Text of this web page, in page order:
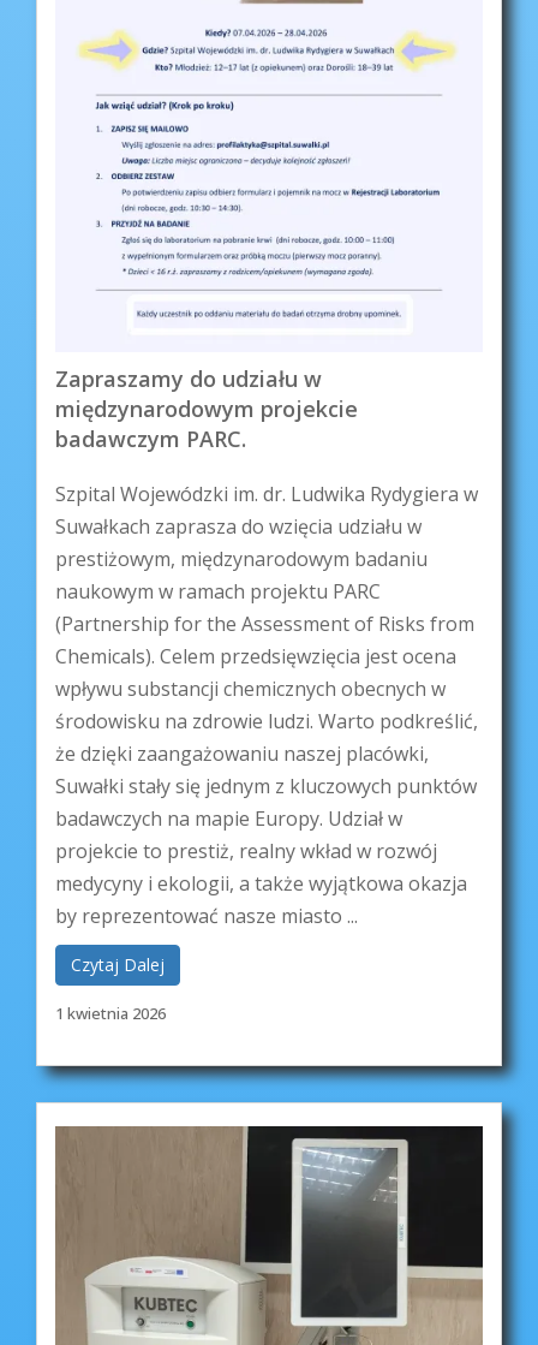
Zapraszamy do udziału w
międzynarodowym projekcie
badawczym PARC.
Szpital Wojewódzki im. dr. Ludwika Rydygiera w
Suwałkach zaprasza do wzięcia udziału w
prestiżowym, międzynarodowym badaniu
naukowym w ramach projektu PARC
(Partnership for the Assessment of Risks from
Chemicals). Celem przedsięwzięcia jest ocena
wpływu substancji chemicznych obecnych w
środowisku na zdrowie ludzi. Warto podkreślić,
że dzięki zaangażowaniu naszej placówki,
Suwałki stały się jednym z kluczowych punktów
badawczych na mapie Europy. Udział w
projekcie to prestiż, realny wkład w rozwój
medycyny i ekologii, a także wyjątkowa okazja
by reprezentować nasze miasto ...
Czytaj Dalej
1 kwietnia 2026